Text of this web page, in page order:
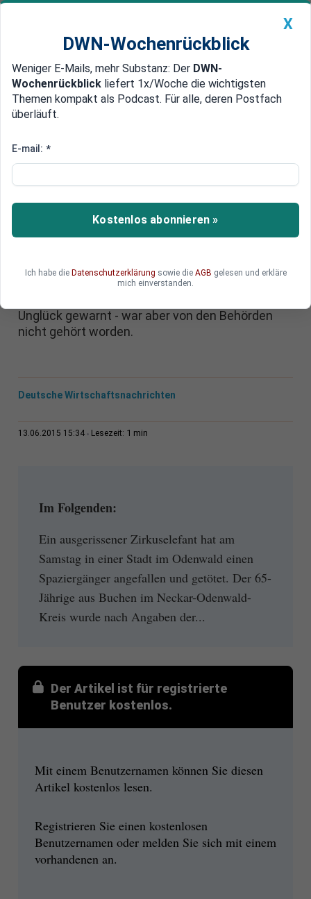
Newsticker MEIN DWN: Geldanlage Premium
Edelmetalle DWN-Magazin China
Folge der Tierquälerei
Odenwald: Ausgerissener
Zirkus-Elefant tötet
Spaziergänger
Ein aus dem Zirkus ausgerissener Elefant hat in
bei einem Spaziergang getötet. Der Elefant hatte
schon früher mehrfach Menschen verletzt. Die
Unglück gewarnt - war aber von den Behörden
nicht gehört worden.
Deutsche Wirtschaftsnachrichten
13.06.2015 15:34 Lesezeit: 1 min
Im Folgenden:
Ein ausgerissener Zirkuselefant hat am
Samstag in einer Stadt im Odenwald einen
Spaziergänger angefallen und getötet. Der 65-
Jährige aus Buchen im Neckar-Odenwald-
Kreis wurde nach Angaben der...
Der Artikel ist für registrierte
Benutzer kostenlos.
Mit einem Benutzernamen können Sie diesen
Artikel kostenlos lesen.
Registrieren Sie einen kostenlosen
Benutzernamen oder melden Sie sich mit einem
vorhandenen an.
X
DWN-Wochenrückblick
Weniger E-Mails, mehr Substanz: Der DWN-
Wochenrückblick liefert 1x/Woche die wichtigsten
Themen kompakt als Podcast. Für alle, deren Postfach
überläuft.
E-mail: *
Kostenlos abonnieren »
Ich habe die Datenschutzerklärung sowie die AGB gelesen und erkläre
mich einverstanden.